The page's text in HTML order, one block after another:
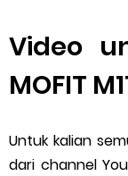
Video
MOFIT
Untuk kalian
dari channel